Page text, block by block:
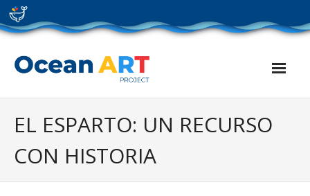
Skip
to
content
EL ESPARTO: UN RECURSO
CON HISTORIA